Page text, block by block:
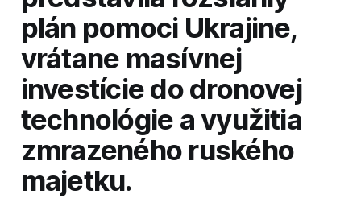
plán pomoci Ukrajine,
vrátane masívnej
investície do dronovej
technológie a využitia
zmrazeného ruského
majetku.